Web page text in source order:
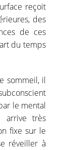
reçoit
des
de ces
du temps
sommeil, il
le mental
arrive très
fixe sur le
réveiller à